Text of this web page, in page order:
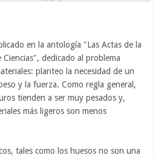
en la antología "Las Actas de la
Ciencias", dedicado al problema
planteo la necesidad de un
y la fuerza. Como regla general,
tienden a ser muy pesados y,
más ligeros son menos
tales como los huesos no son una